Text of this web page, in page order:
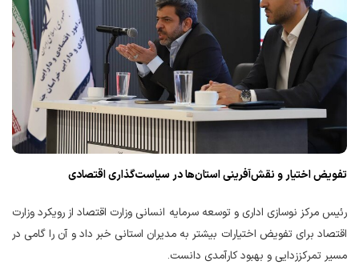
تفویض اختیار و نقش‌آفرینی استان‌ها در سیاست‌گذاری اقتصادی
رئیس مرکز نوسازی اداری و توسعه سرمایه انسانی وزارت اقتصاد از رویکرد وزارت
اقتصاد برای تفویض اختیارات بیشتر به مدیران استانی خبر داد و آن را گامی در
مسیر تمرکززدایی و بهبود کارآمدی دانست.